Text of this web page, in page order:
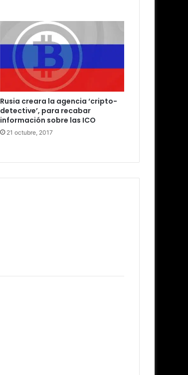
Rusia creara la agencia ‘cripto-
detective’, para recabar
información sobre las ICO
21 octubre, 2017